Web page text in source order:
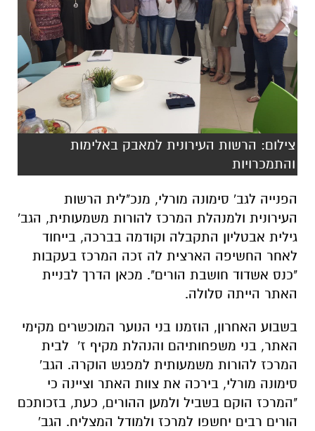
צילום: הרשות העירונית למאבק באלימות
והתמכרויות
הפנייה לגב' סימונה מורלי, מנכ"לית הרשות
העירונית ולמנהלת המרכז להורות משמעותית, הגב'
גילית אבטליון התקבלה וקודמה בברכה, בייחוד
לאחר החשיפה הארצית לה זכה המרכז בעקבות
"כנס אשדוד חושבת הורים". מכאן הדרך לבניית
האתר הייתה סלולה.
בשבוע האחרון, הוזמנו בני הנוער המוכשרים מקימי
האתר, בני משפחותיהם והנהלת מקיף ז' לבית
המרכז להורות משמעותית למפגש הוקרה. הגב'
סימונה מורלי, בירכה את צוות האתר וציינה כי
"המרכז הוקם בשביל ולמען ההורים, כעת, בזכותכם
הורים רבים יחשפו למרכז ולמודל המצליח. הגב'